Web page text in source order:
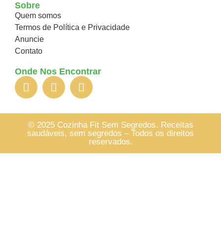
Sobre
Quem somos
Termos de Política e Privacidade
Anuncie
Contato
Onde Nos Encontrar
© 2025 Cozinha Fit Sem Segredos. Receitas
saudáveis, sem segredos – Todos os direitos
reservados.